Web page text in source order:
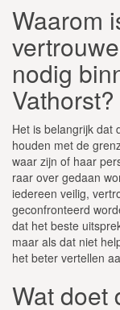
Waarom
nodig
Vathorst?
Het is belangrijk dat
houden met de
waar zijn of haar
raar over gedaan
iedereen veilig,
geconfronteerd
dat het beste
maar als dat niet
het beter vertellen
Wat doet